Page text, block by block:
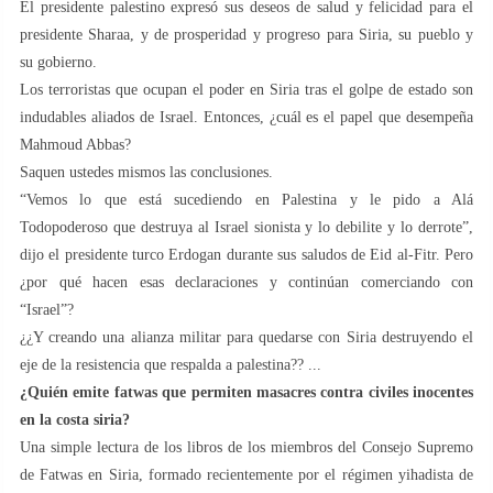
El presidente palestino expresó sus deseos de salud y felicidad para el
presidente Sharaa, y de prosperidad y progreso para Siria, su pueblo y
su gobierno.
Los terroristas que ocupan el poder en Siria tras el golpe de estado son
indudables aliados de Israel. Entonces, ¿cuál es el papel que desempeña
Mahmoud Abbas?
Saquen ustedes mismos las conclusiones.
“Vemos lo que está sucediendo en Palestina y le pido a Alá
Todopoderoso que destruya al Israel sionista y lo debilite y lo derrote”,
dijo el presidente turco Erdogan durante sus saludos de Eid al-Fitr. Pero
¿por qué hacen esas declaraciones y continúan comerciando con
“Israel”?
¿¿Y creando una alianza militar para quedarse con Siria destruyendo el
eje de la resistencia que respalda a palestina?? ...
¿Quién emite fatwas que permiten masacres contra civiles inocentes
en la costa siria?
Una simple lectura de los libros de los miembros del Consejo Supremo
de Fatwas en Siria, formado recientemente por el régimen yihadista de